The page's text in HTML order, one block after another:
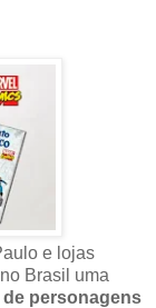
e lojas
Brasil uma
de personagens